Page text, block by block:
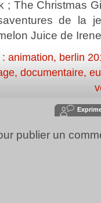
; The Christmas
de la
Juice de
animation, berlin
, documentaire,
publier un